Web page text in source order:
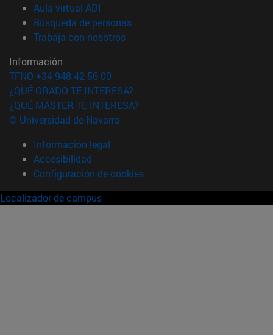
Aula virtual ADI
Búsqueda de personas(abre en nueva ventana)
Trabaja con nosotros(abre en nueva ventana)
Información
TFNO +34 948 42 56 00
¿QUÉ GRADO TE INTERESA?
¿QUÉ MÁSTER TE INTERESA?
© Universidad de Navarra
Información legal
Accesibilidad
Configuración de cookies
Localizador de campus